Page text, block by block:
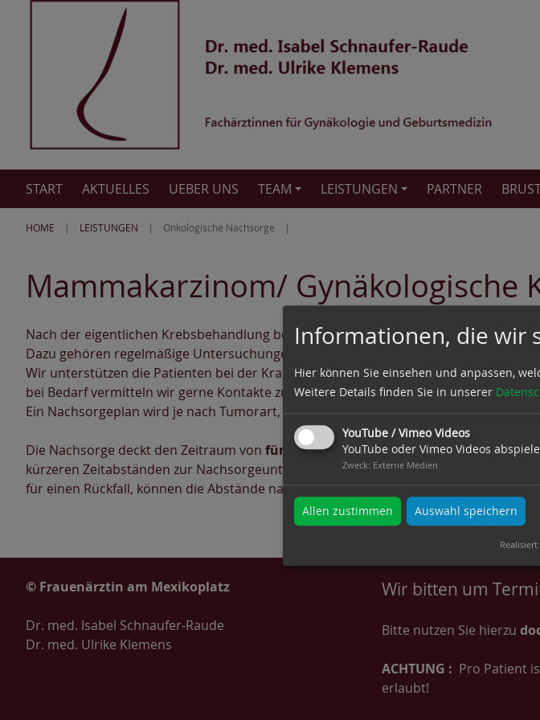
START AKTUELLES UEBER UNS TEAM LEISTUNGEN PARTNER
HOME LEISTUNGEN Onkologische Nachsorge
Mammakarzinom/ Gynäkologische
Nach der eigentlichen Krebsbehandlung beginnt die Nachsorge beim Facharzt.
Dazu gehören regelmäßige Untersuchungen und gegebenenfalls weitere Therapien.
Wir unterstützen die Patienten bei der Krankheitsverarbeitung,
bei Bedarf vermitteln wir gerne Kontakte zu Psychoonkologen oder Sportgruppen.
Ein Nachsorgeplan wird je nach Tumorart, Krankheitsstadium und Therapie
Die Nachsorge deckt den Zeitraum von fünf Jahren ab. Die meisten
kürzeren Zeitabständen zur Nachsorgeuntersuchung. Treten keine Probleme auf und
für einen Rückfall, können die Abstände nach und nach verlängert werden.
© Frauenärztin am Mexikoplatz
Dr. med. Isabel Schnaufer-Raude
Dr. med. Ulrike Klemens
Wir bitten um
Bitte nutzen Sie hierzu
ACHTUNG : Pro Patient
erlaubt!
Informationen, die wir
Hier können Sie einsehen und anpassen,
Weitere Details finden Sie in unserer
YouTube / Vimeo Videos
YouTube oder Vimeo Videos
Zweck: Externe Medien
Allen zustimmen Auswahl speichern